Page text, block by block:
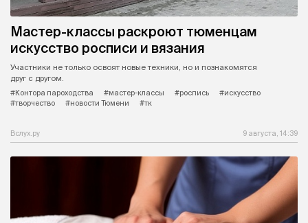
Мастер-классы раскроют тюменцам
искусство росписи и вязания
Участники не только освоят новые техники, но и познакомятся
друг с другом.
#Контора пароходства
#мастер-классы #роспись
#искусство
#творчество
#новости Тюмени #тк
Вслух.ру 9 августа, 14:39